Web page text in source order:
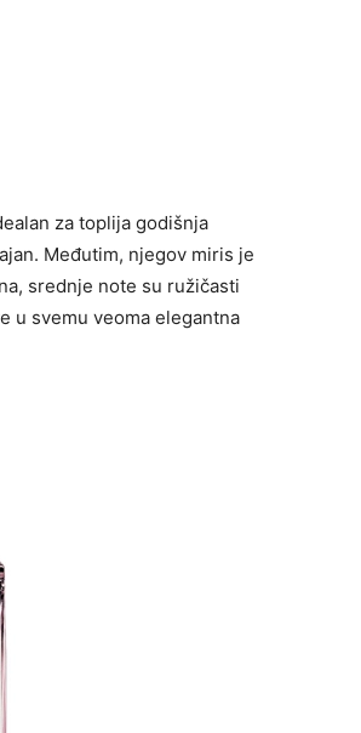
za toplija godišnja
Međutim, njegov miris je
srednje note su ružičasti
u svemu veoma elegantna